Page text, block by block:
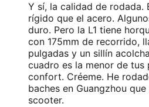
Y sí, la calidad de rodada.
rígido que el acero.
duro. Pero la L1 tiene
con 175mm de recorrido,
pulgadas y un sillín
cuadro es la menor de tus
confort. Créeme. He
baches en Guangzhou
scooter.